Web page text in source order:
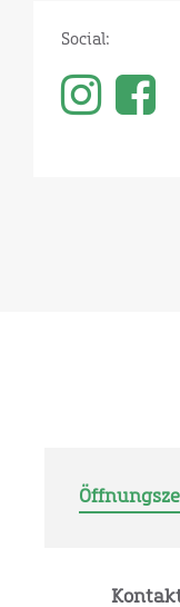
Social: